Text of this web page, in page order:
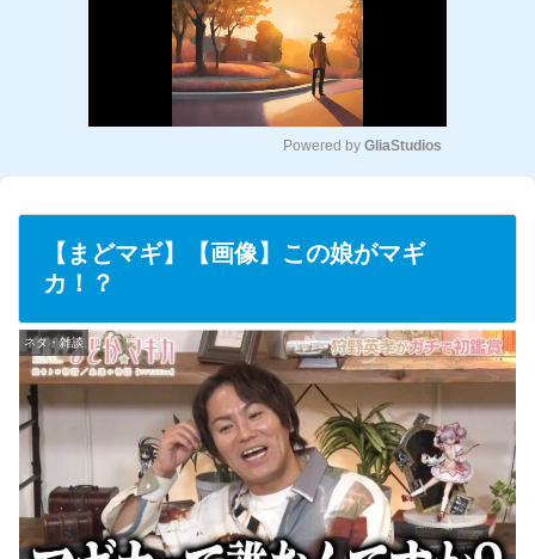
u
e
Powered by GliaStudios
【まどマギ】【画像】この娘がマギ
カ！？
ネタ・雑談